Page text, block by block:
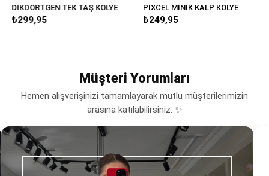
DİKDÖRTGEN TEK TAŞ KOLYE
₺299,95
PİXCEL MİNİK KALP KOLYE
₺249,95
Müşteri Yorumları
Hemen alışverişinizi tamamlayarak mutlu müşterilerimizin
arasına katılabilirsiniz. ✨